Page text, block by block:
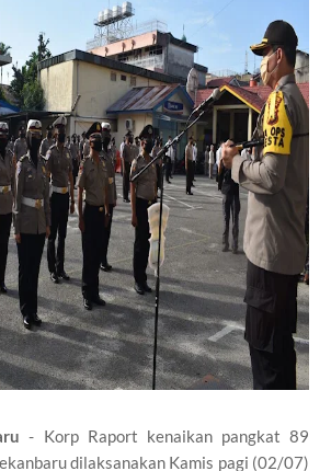
- Korp Raport kenaikan pangkat 89
dilaksanakan Kamis pagi (02/07)